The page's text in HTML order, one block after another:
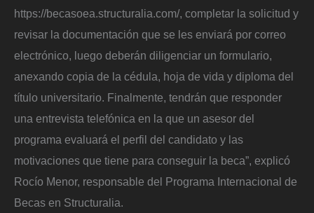
https://becasoea.structuralia.com/, completar la solicitud y
revisar la documentación que se les enviará por correo
electrónico, luego deberán diligenciar un formulario,
anexando copia de la cédula, hoja de vida y diploma del
título universitario. Finalmente, tendrán que responder
una entrevista telefónica en la que un asesor del
programa evaluará el perfil del candidato y las
motivaciones que tiene para conseguir la beca”, explicó
Rocío Menor, responsable del Programa Internacional de
Becas en Structuralia.